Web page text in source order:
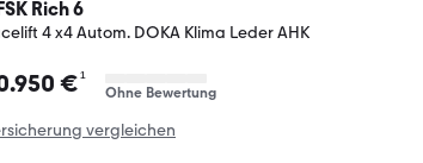
Rich 6
4 x4 Autom. DOKA Klima Leder AHK
€¹
Ohne Bewertung
vergleichen